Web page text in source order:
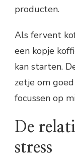
producten.
Als fervent
een kopje
kan starten.
zetje om
focussen op
De
stress